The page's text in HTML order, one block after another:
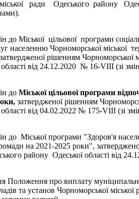
ради Одеського району
до Міської цільової програми
населенню Чорноморської міської
рішенням Чорноморської
від 24.12.2020 № 16-VIII (зі
до Міської цільової програми
затвердженої рішенням
від 04.02.2022 № 175-VIII (зі
до Міської програми "Здоров'я
на 2021-2025 роки",
району Одеської області від
Положення про виплату
та установ Чорноморської